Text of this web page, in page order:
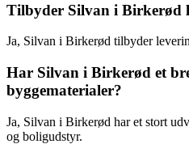
Tilbyder Silvan i Birkerød
Ja, Silvan i Birkerød tilbyder
Har Silvan i Birkerød et
byggematerialer?
Ja, Silvan i Birkerød har et stort
og boligudstyr.